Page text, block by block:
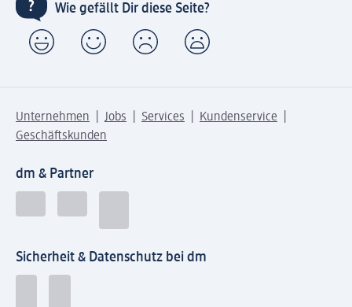
Wie gefällt Dir diese Seite?
Unternehmen Jobs Services
Kundenservice
Geschäftskunden
dm & Partner
Sicherheit & Datenschutz bei dm